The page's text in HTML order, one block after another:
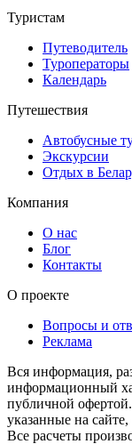
Туристам
Путеводитель
Туроператоры
Календарь
Путешествия
Автобусные
Экскурсии
Отдых в
Компания
О нас
Блог
Контакты
О проекте
Вопросы и
Реклама
Вся информация,
информационный
публичной
указанные на
Все расчеты